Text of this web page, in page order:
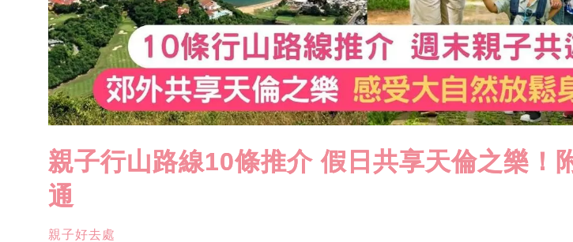
親子行山路線10條推介 假日共享天倫之樂！
通
親子好去處